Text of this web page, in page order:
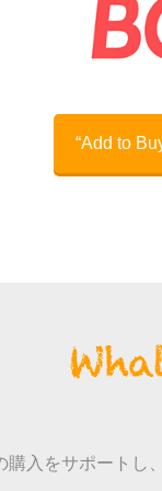
“Add to
購入をサポートし